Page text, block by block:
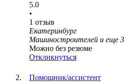
5.0
•
1 отзыв
Екатеринбург
Машиностроителей и еще 3
Можно без резюме
Откликнуться
Помощник/ассистент